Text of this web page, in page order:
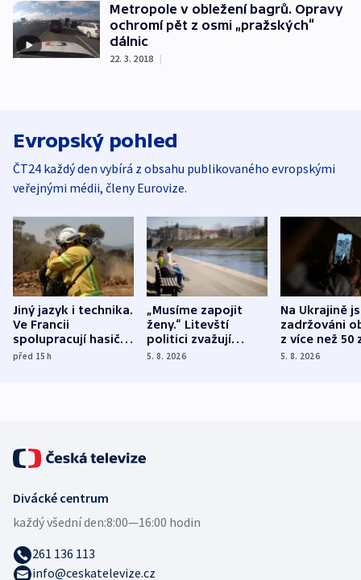
Metropole v obležení bagrů. Opravy
ochromí pět z osmi „pražských“
dálnic
22. 3. 2018 |
Evropský pohled
ČT24 každý den vybírá z obsahu publikovaného evropskými
veřejnými médii, členy Eurovize.
Jiný jazyk i technika.
Ve Francii
spolupracují hasiči z
různých zemí
před 15h
„Musíme zapojit
ženy.“ Litevští
politici zvažují
dohodu o
5. 8. 2026
Na Ukrajině
zadržováni
z více než 50
Bojovali na
5. 8. 2026
Divácké centrum
každý všední den:8:00—16:00 hodin
261 136 113
info@ceskatelevize.cz